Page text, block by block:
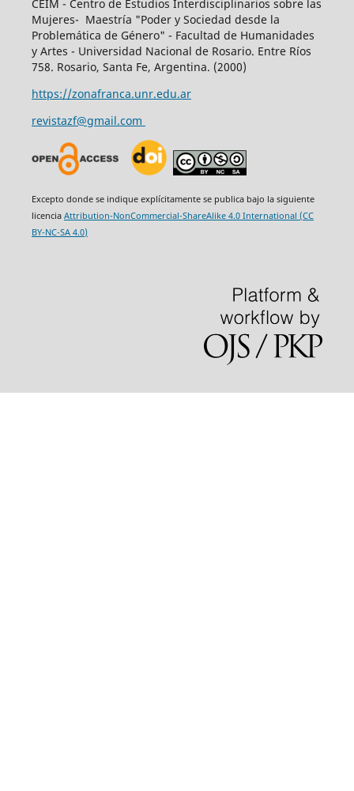
CEIM - Centro de Estudios Interdisciplinarios sobre las
Mujeres- Maestría "Poder y Sociedad desde la
Problemática de Género" - Facultad de Humanidades
y Artes - Universidad Nacional de Rosario. Entre Ríos
758. Rosario, Santa Fe, Argentina. (2000)
https://zonafranca.unr.edu.ar
revistazf@gmail.com
Excepto donde se indique explícitamente se publica bajo la siguiente
licencia Attribution-NonCommercial-ShareAlike 4.0 International (CC
BY-NC-SA 4.0)